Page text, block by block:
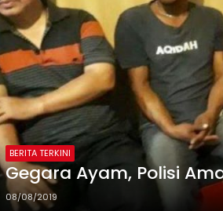
BERITA TERKINI
Gegara Ayam, Polisi
08/08/2019